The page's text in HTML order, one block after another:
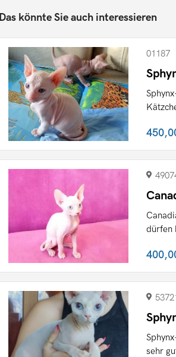
Das könnte Sie auch interessieren
01187
dürfen
sehr